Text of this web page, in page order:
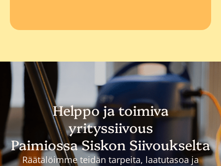
Helppo ja toimiva
yrityssiivous
Paimiossa Siskon Siivoukselta
Räätälöimme teidän tarpeita, laatutasoa ja